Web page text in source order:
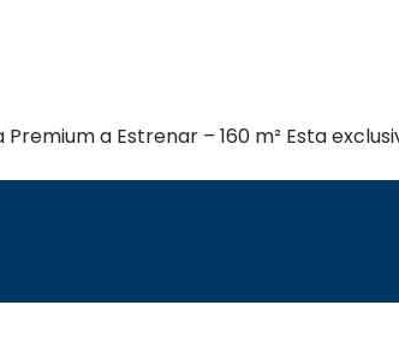
a Estrenar – 160 m² Esta